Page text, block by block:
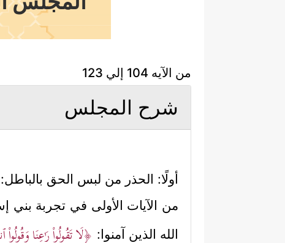
من الآيه 104 إلي 123
شرح المجلس
أولًا: الحذر من لبس الحق بالباطل:
من الآيات الأولى في تجربة بني
الله الذين آمنوا: ﴿لَا تَقُولُواْ رَ ٰ⁠عِنَا وَقُولُواْ